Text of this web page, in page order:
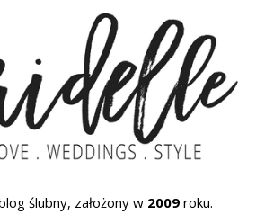
ślubny, założony w 2009 roku.